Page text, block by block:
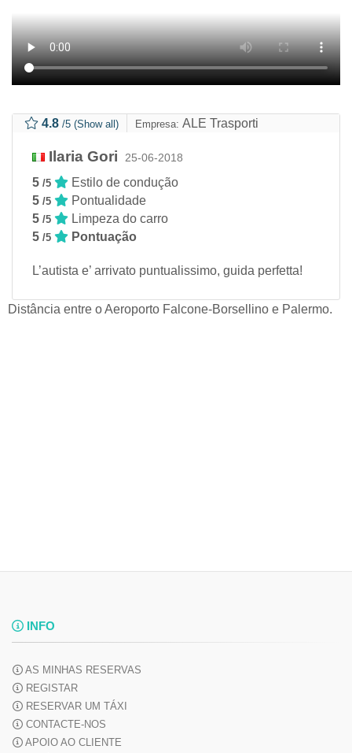
4.8 /5 (Show all) Empresa: ALE Trasporti
Ilaria Gori 25-06-2018
5 /5
Estilo de condução
5 /5
Pontualidade
5 /5
Limpeza do carro
5 /5 Pontuação
L’autista e’ arrivato puntualissimo, guida perfetta!
Distância entre o Aeroporto Falcone-Borsellino e Palermo.
INFO
AS MINHAS RESERVAS
REGISTAR
RESERVAR UM TÁXI
CONTACTE-NOS
APOIO AO CLIENTE